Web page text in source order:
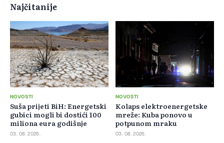
Najčitanije
NOVOSTI
Suša prijeti BiH: Energetski
gubici mogli bi dostići 100
miliona eura godišnje
03. 08. 2026.
NOVOSTI
Kolaps elektroenergetske
mreže: Kuba ponovo u
potpunom mraku
03. 08. 2026.